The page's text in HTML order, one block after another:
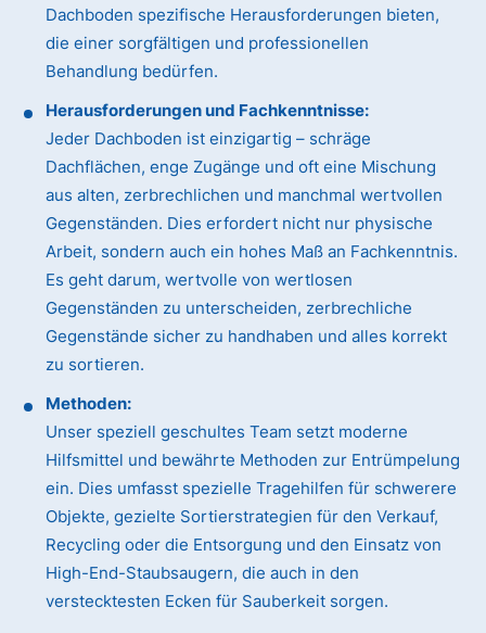
Dachboden spezifische Herausforderungen bieten,
die einer sorgfältigen und professionellen
Behandlung bedürfen.
Herausforderungen und Fachkenntnisse:
Jeder Dachboden ist einzigartig – schräge
Dachflächen, enge Zugänge und oft eine Mischung
aus alten, zerbrechlichen und manchmal wertvollen
Gegenständen. Dies erfordert nicht nur physische
Arbeit, sondern auch ein hohes Maß an Fachkenntnis.
Es geht darum, wertvolle von wertlosen
Gegenständen zu unterscheiden, zerbrechliche
Gegenstände sicher zu handhaben und alles korrekt
zu sortieren.
Methoden:
Unser speziell geschultes Team setzt moderne
Hilfsmittel und bewährte Methoden zur Entrümpelung
ein. Dies umfasst spezielle Tragehilfen für schwerere
Objekte, gezielte Sortierstrategien für den Verkauf,
Recycling oder die Entsorgung und den Einsatz von
High-End-Staubsaugern, die auch in den
verstecktesten Ecken für Sauberkeit sorgen.